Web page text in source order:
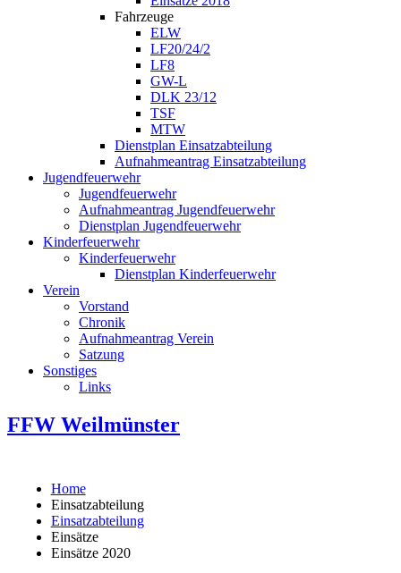
Fahrzeuge
ELW
LF20/24/2
LF8
GW-L
DLK 23/12
TSF
MTW
Dienstplan Einsatzabteilung
Aufnahmeantrag Einsatzabteilung
Jugendfeuerwehr
Jugendfeuerwehr
Aufnahmeantrag Jugendfeuerwehr
Dienstplan Jugendfeuerwehr
Kinderfeuerwehr
Kinderfeuerwehr
Dienstplan Kinderfeuerwehr
Verein
Vorstand
Chronik
Aufnahmeantrag Verein
Satzung
Sonstiges
Links
FFW Weilmünster
Home
Einsatzabteilung
Einsatzabteilung
Einsätze
Einsätze 2020